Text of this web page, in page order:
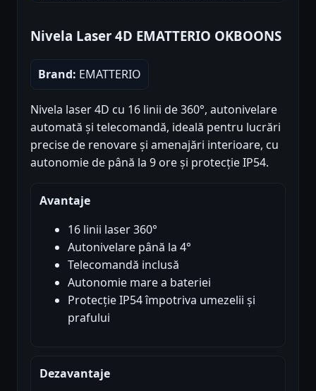
Nivela Laser 4D EMATTERIO OKBOONS
Brand: EMATTERIO
Nivela laser 4D cu 16 linii de 360°, autonivelare
automată și telecomandă, ideală pentru lucrări
precise de renovare și amenajări interioare, cu
autonomie de până la 9 ore și protecție IP54.
Avantaje
16 linii laser 360°
Autonivelare până la 4°
Telecomandă inclusă
Autonomie mare a bateriei
Protecție IP54 împotriva umezelii și
prafului
Dezavantaje